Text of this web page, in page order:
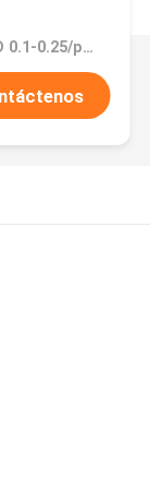
Precio：USD 0.1-0.25/pcs